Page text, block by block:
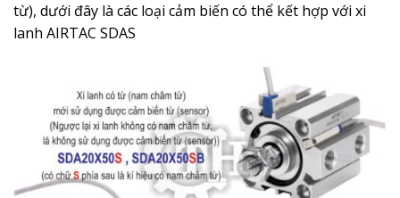
từ), dưới đây là các loại cảm biến có thể kết hợp với xi
lanh AIRTAC SDAS